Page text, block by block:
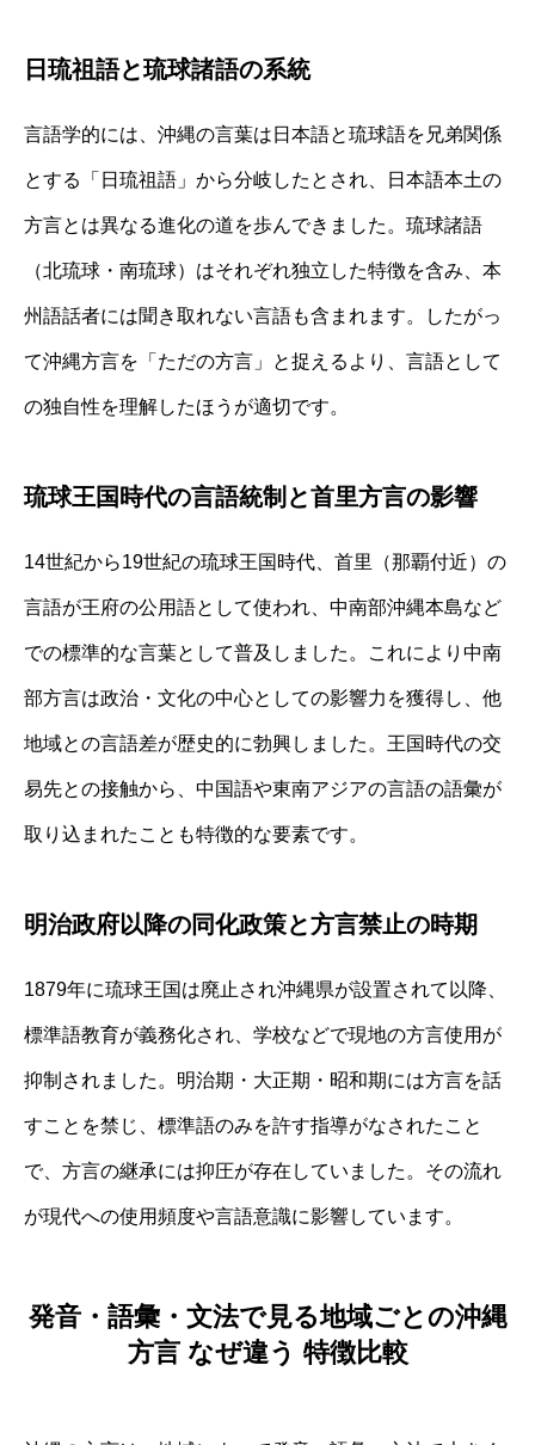
日琉祖語と琉球諸語の系統
言語学的には、沖縄の言葉は日本語と琉球語を兄弟関係
とする「日琉祖語」から分岐したとされ、日本語本土の
方言とは異なる進化の道を歩んできました。琉球諸語
（北琉球・南琉球）はそれぞれ独立した特徴を含み、本
州語話者には聞き取れない言語も含まれます。したがっ
て沖縄方言を「ただの方言」と捉えるより、言語として
の独自性を理解したほうが適切です。
琉球王国時代の言語統制と首里方言の影響
14世紀から19世紀の琉球王国時代、首里（那覇付近）の
言語が王府の公用語として使われ、中南部沖縄本島など
での標準的な言葉として普及しました。これにより中南
部方言は政治・文化の中心としての影響力を獲得し、他
地域との言語差が歴史的に勃興しました。王国時代の交
易先との接触から、中国語や東南アジアの言語の語彙が
取り込まれたことも特徴的な要素です。
明治政府以降の同化政策と方言禁止の時期
1879年に琉球王国は廃止され沖縄県が設置されて以降、
標準語教育が義務化され、学校などで現地の方言使用が
抑制されました。明治期・大正期・昭和期には方言を話
すことを禁じ、標準語のみを許す指導がなされたこと
で、方言の継承には抑圧が存在していました。その流れ
が現代への使用頻度や言語意識に影響しています。
発音・語彙・文法で見る地域ごとの沖縄
方言 なぜ違う 特徴比較